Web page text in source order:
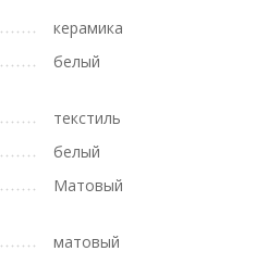
керамика
белый
текстиль
белый
Матовый
матовый